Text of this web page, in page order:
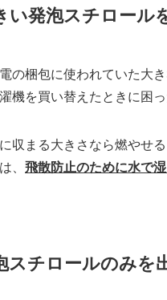
い発泡スチロール
の梱包に使われていた大
機を買い替えたときに困
収まる大きさなら燃やせ
、 飛散防止のために水で
スチロールのみを